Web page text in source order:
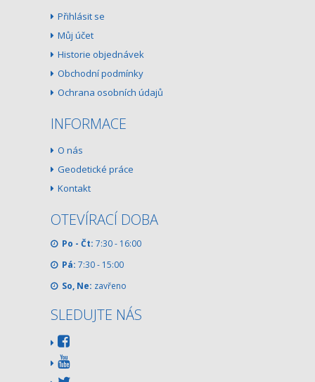
Přihlásit se
Můj účet
Historie objednávek
Obchodní podmínky
Ochrana osobních údajů
INFORMACE
O nás
Geodetické práce
Kontakt
OTEVÍRACÍ DOBA
Po - Čt: 7:30 - 16:00
Pá: 7:30 - 15:00
So, Ne: zavřeno
SLEDUJTE NÁS